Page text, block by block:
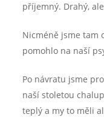
příjemný. Drahý,
Nicméně jsme tam
pomohlo na naší
Po návratu jsme
naší stoletou
teplý a my to měli